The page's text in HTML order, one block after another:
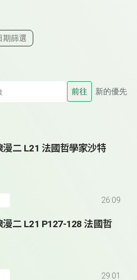
期篩選
前往 新的優先
漫二 L21 法國哲學家沙特
26:09
漫二 L21 P127-128 法國哲
29:01